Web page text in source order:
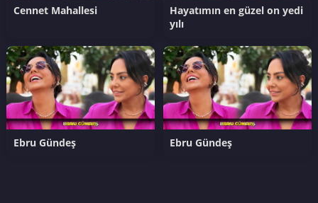
Cennet Mahallesi
Hayatımın en güzel on yedi
yılı
Ebru Gündeş Ebru Gündeş